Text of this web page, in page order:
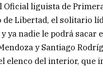
liguista de
de Libertad, el solitario
ya nadie le podrá sacar
y Santiago
elenco del interior, que